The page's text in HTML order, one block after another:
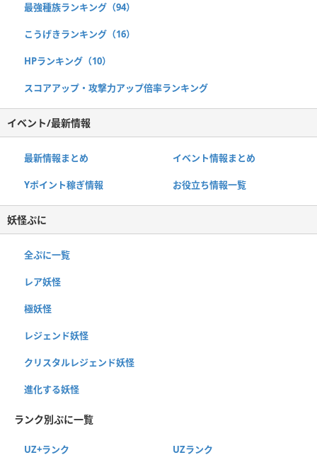
最強種族ランキング（94）
こうげきランキング（16）
HPランキング（10）
スコアアップ・攻撃力アップ倍率ランキング
イベント/最新情報
最新情報まとめ イベント情報まとめ
Yポイント稼ぎ情報 お役立ち情報一覧
妖怪ぷに
全ぷに一覧
レア妖怪
極妖怪
レジェンド妖怪
クリスタルレジェンド妖怪
進化する妖怪
ランク別ぷに一覧
UZ+ランク UZランク